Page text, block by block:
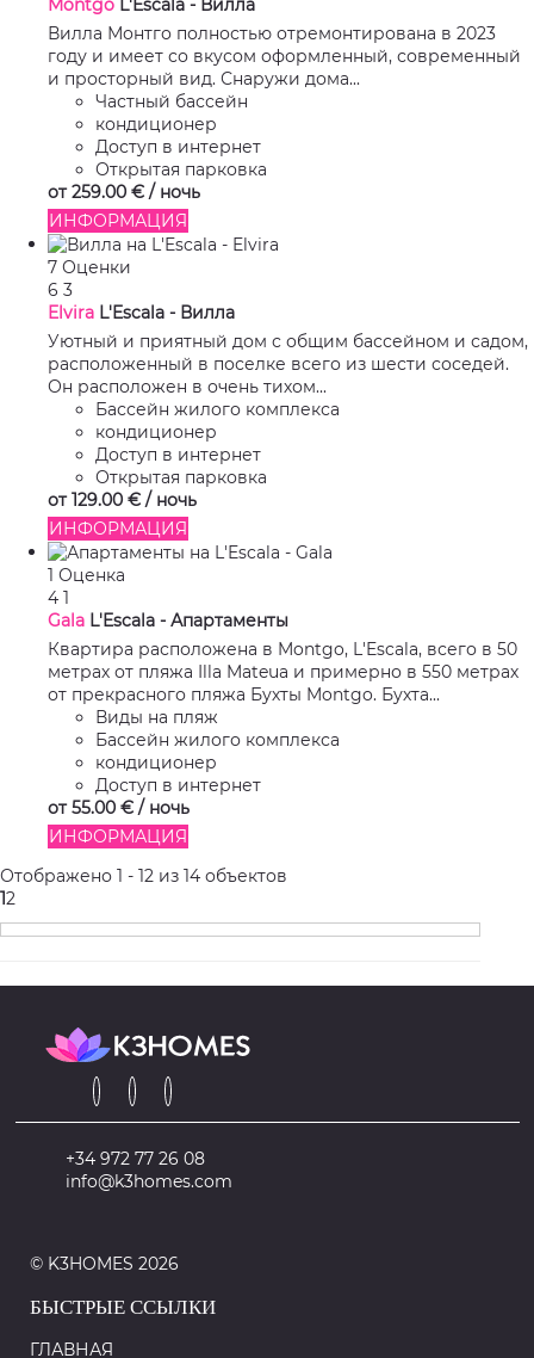
Montgo L'Escala - Вилла
Вилла Монтго полностью отремонтирована в 2023
году и имеет со вкусом оформленный, современный
и просторный вид. Снаружи дома...
Частный бассейн
кондиционер
Доступ в интернет
Открытая парковка
от 259.00 € / ночь
ИНФОРМАЦИЯ
7 Оценки
6 3
Elvira L'Escala - Вилла
Уютный и приятный дом с общим бассейном и садом,
расположенный в поселке всего из шести соседей.
Он расположен в очень тихом...
Бассейн жилого комплекса
кондиционер
Доступ в интернет
Открытая парковка
от 129.00 € / ночь
ИНФОРМАЦИЯ
1 Оценка
4 1
Gala L'Escala - Апартаменты
Квартира расположена в Montgo, L'Escala, всего в 50
метрах от пляжа Illa Mateua и примерно в 550 метрах
от прекрасного пляжа Бухты Montgo. Бухта...
Виды на пляж
Бассейн жилого комплекса
кондиционер
Доступ в интернет
от 55.00 € / ночь
ИНФОРМАЦИЯ
Отображено 1 - 12 из 14 объектов
12
+34 972 77 26 08
info@k3homes.com
© K3HOMES 2026
БЫСТРЫЕ ССЫЛКИ
ГЛАВНАЯ